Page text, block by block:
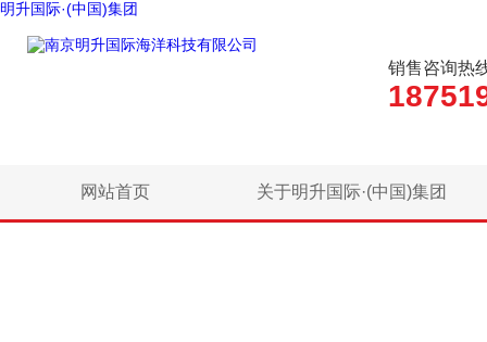
明升国际·(中国)集团
销售咨询热
网站首页 关于明升国际·(中国)集团